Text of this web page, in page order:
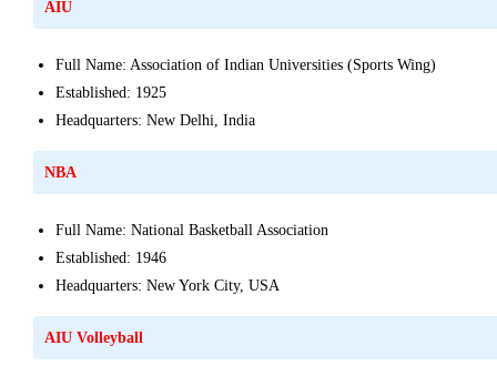
AIU
Full Name: Association of Indian Universities (Sports Wing)
Established: 1925
Headquarters: New Delhi, India
NBA
Full Name: National Basketball Association
Established: 1946
Headquarters: New York City, USA
AIU Volleyball